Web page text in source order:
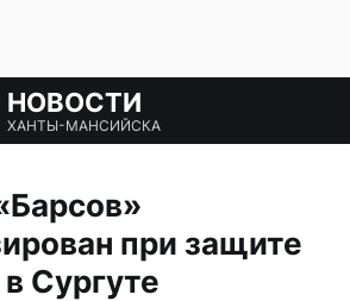
НОВОСТИ
ХАНТЫ-МАНСИЙСКА
при защите
Сургуте